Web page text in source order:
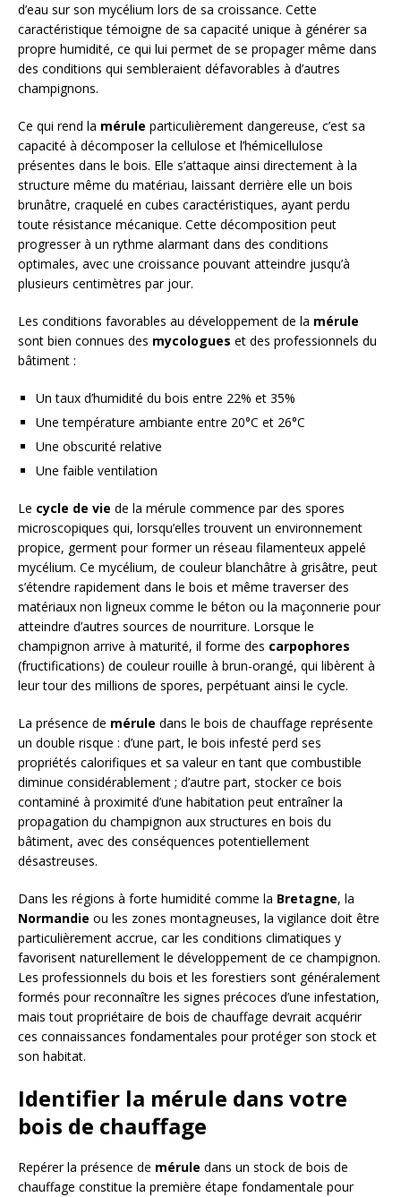
d’eau sur son mycélium lors de sa croissance. Cette
caractéristique témoigne de sa capacité unique à générer sa
propre humidité, ce qui lui permet de se propager même dans
des conditions qui sembleraient défavorables à d’autres
champignons.
Ce qui rend la mérule particulièrement dangereuse, c’est sa
capacité à décomposer la cellulose et l’hémicellulose
présentes dans le bois. Elle s’attaque ainsi directement à la
structure même du matériau, laissant derrière elle un bois
brunâtre, craquelé en cubes caractéristiques, ayant perdu
toute résistance mécanique. Cette décomposition peut
progresser à un rythme alarmant dans des conditions
optimales, avec une croissance pouvant atteindre jusqu’à
plusieurs centimètres par jour.
Les conditions favorables au développement de la mérule
sont bien connues des mycologues et des professionnels du
bâtiment :
Un taux d’humidité du bois entre 22% et 35%
Une température ambiante entre 20°C et 26°C
Une obscurité relative
Une faible ventilation
Le cycle de vie de la mérule commence par des spores
microscopiques qui, lorsqu’elles trouvent un environnement
propice, germent pour former un réseau filamenteux appelé
mycélium. Ce mycélium, de couleur blanchâtre à grisâtre, peut
s’étendre rapidement dans le bois et même traverser des
matériaux non ligneux comme le béton ou la maçonnerie pour
atteindre d’autres sources de nourriture. Lorsque le
champignon arrive à maturité, il forme des carpophores
(fructifications) de couleur rouille à brun-orangé, qui libèrent à
leur tour des millions de spores, perpétuant ainsi le cycle.
La présence de mérule dans le bois de chauffage représente
un double risque : d’une part, le bois infesté perd ses
propriétés calorifiques et sa valeur en tant que combustible
diminue considérablement ; d’autre part, stocker ce bois
contaminé à proximité d’une habitation peut entraîner la
propagation du champignon aux structures en bois du
bâtiment, avec des conséquences potentiellement
désastreuses.
Dans les régions à forte humidité comme la Bretagne, la
Normandie ou les zones montagneuses, la vigilance doit être
particulièrement accrue, car les conditions climatiques y
favorisent naturellement le développement de ce champignon.
Les professionnels du bois et les forestiers sont généralement
formés pour reconnaître les signes précoces d’une infestation,
mais tout propriétaire de bois de chauffage devrait acquérir
ces connaissances fondamentales pour protéger son stock et
son habitat.
Identifier la mérule dans votre
bois de chauffage
Repérer la présence de mérule dans un stock de bois de
chauffage constitue la première étape fondamentale pour